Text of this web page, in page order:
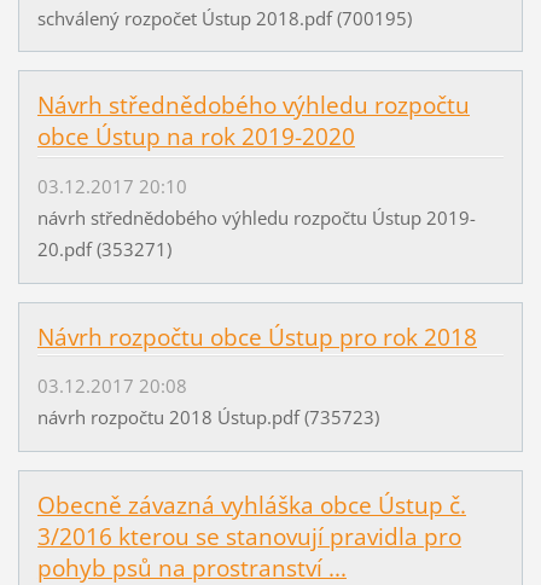
schválený rozpočet Ústup 2018.pdf (700195)
Návrh střednědobého výhledu rozpočtu
obce Ústup na rok 2019-2020
03.12.2017 20:10
návrh střednědobého výhledu rozpočtu Ústup 2019-
20.pdf (353271)
Návrh rozpočtu obce Ústup pro rok 2018
03.12.2017 20:08
návrh rozpočtu 2018 Ústup.pdf (735723)
Obecně závazná vyhláška obce Ústup č.
3/2016 kterou se stanovují pravidla pro
pohyb psů na prostranství ...